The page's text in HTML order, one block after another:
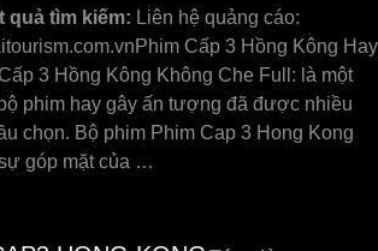
quả tìm kiếm: Liên hệ quảng cáo:
Cấp 3 Hồng Kông Hay
3 Hồng Kông Không Che Full: là một
phim hay gây ấn tượng đã được nhiều
chọn. Bộ phim Phim Cap 3 Hong Kong
góp mặt của …